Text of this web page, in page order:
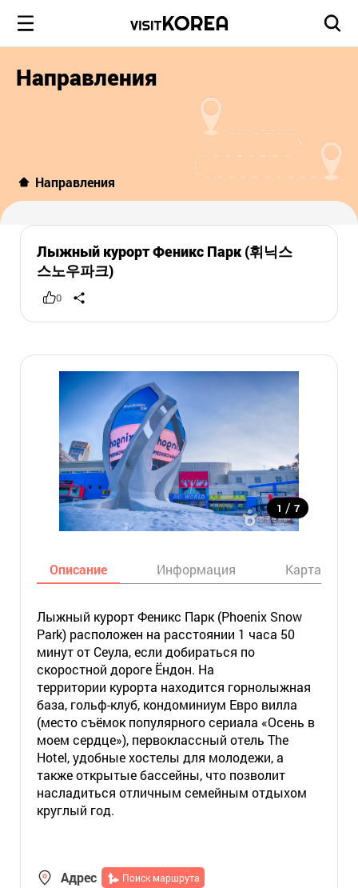
Направления
Направления
Лыжный курорт Феникс Парк (휘닉스
스노우파크)
0
1 / 7
Описание Информация Карта
Лыжный курорт Феникс Парк (Phoenix Snow
Park) расположен на расстоянии 1 часа 50
минут от Сеула, если добираться по
скоростной дороге Ёндон. На
территории курорта находится горнолыжная
база, гольф-клуб, кондоминиум Евро вилла
(место съёмок популярного сериала «Осень в
моем сердце»), первоклассный отель The
Hotel, удобные хостелы для молодежи, а
также открытые бассейны, что позволит
насладиться отличным семейным отдыхом
круглый год.
Адрес Поиск маршрута